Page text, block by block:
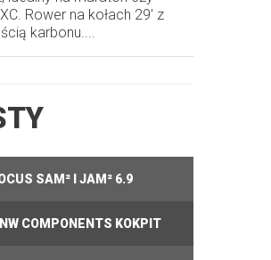
Rower na kołach 29' z
karbonu....
SAM² I JAM² 6.9
COMPONENTS KOKPIT